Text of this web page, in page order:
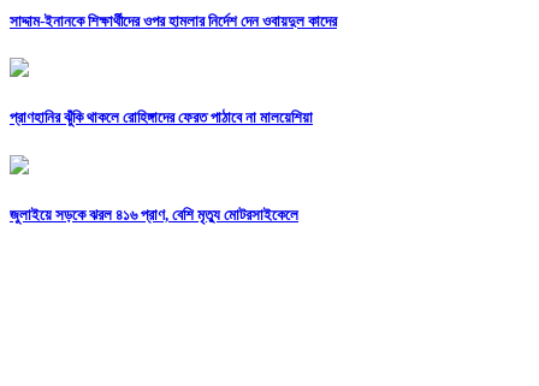
সাদ্দাম-ইনানকে শিক্ষার্থীদের ওপর হামলার নির্দেশ দেন ওবায়দুল কাদের
প্রাণহানির ঝুঁকি থাকলে রোহিঙ্গাদের ফেরত পাঠাবে না মালয়েশিয়া
জুলাইয়ে সড়কে ঝরল ৪১৬ প্রাণ, বেশি মৃত্যু মোটরসাইকেলে